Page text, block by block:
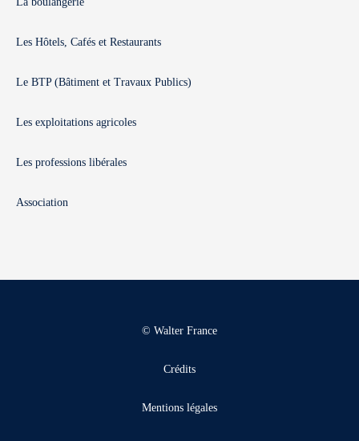
Les Hôtels, Cafés et Restaurants
Le BTP (Bâtiment et Travaux Publics)
Les exploitations agricoles
Les professions libérales
Association
© Walter France
Crédits
Mentions légales